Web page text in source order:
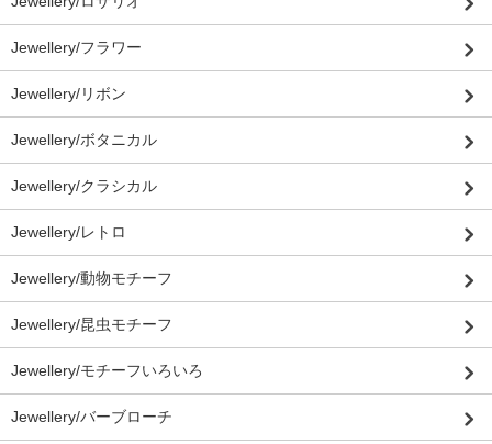
Jewellery/フラワー
Jewellery/リボン
Jewellery/ボタニカル
Jewellery/クラシカル
Jewellery/レトロ
Jewellery/動物モチーフ
Jewellery/昆虫モチーフ
Jewellery/モチーフいろいろ
Jewellery/バーブローチ